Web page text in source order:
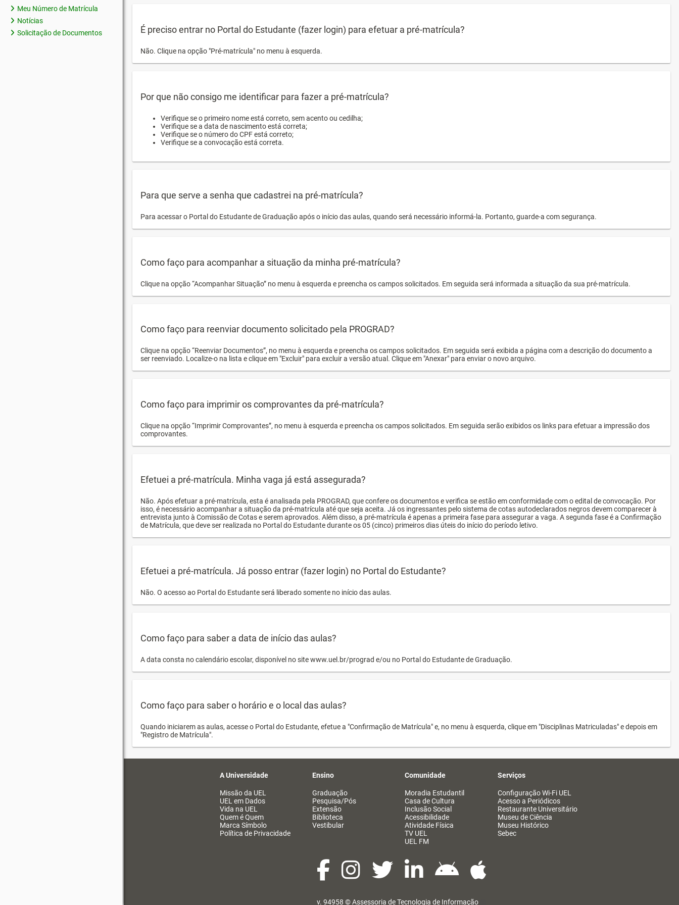
Meu Número de Matrícula
Notícias
Solicitação de Documentos
É preciso entrar no Portal do Estudante (fazer login) para efetuar a pré-matrícula?
Não. Clique na opção "Pré-matrícula" no menu à esquerda.
Por que não consigo me identificar para fazer a pré-matrícula?
Verifique se o primeiro nome está correto, sem acento ou cedilha;
Verifique se a data de nascimento está correta;
Verifique se o número do CPF está correto;
Verifique se a convocação está correta.
Para que serve a senha que cadastrei na pré-matrícula?
Para acessar o Portal do Estudante de Graduação após o início das aulas, quando será necessário informá-la. Portanto, guarde-a com segurança.
Como faço para acompanhar a situação da minha pré-matrícula?
Clique na opção “Acompanhar Situação” no menu à esquerda e preencha os campos solicitados. Em seguida será informada a situação da sua pré-matrícula.
Como faço para reenviar documento solicitado pela PROGRAD?
Clique na opção “Reenviar Documentos”, no menu à esquerda e preencha os campos solicitados. Em seguida será exibida a página com a descrição do documento a
ser reenviado. Localize-o na lista e clique em "Excluir" para excluir a versão atual. Clique em "Anexar" para enviar o novo arquivo.
Como faço para imprimir os comprovantes da pré-matrícula?
Clique na opção “Imprimir Comprovantes”, no menu à esquerda e preencha os campos solicitados. Em seguida serão exibidos os links para efetuar a impressão dos
comprovantes.
Efetuei a pré-matrícula. Minha vaga já está assegurada?
Não. Após efetuar a pré-matrícula, esta é analisada pela PROGRAD, que confere os documentos e verifica se estão em conformidade com o edital de convocação. Por
isso, é necessário acompanhar a situação da pré-matrícula até que seja aceita. Já os ingressantes pelo sistema de cotas autodeclarados negros devem comparecer à
entrevista junto à Comissão de Cotas e serem aprovados. Além disso, a pré-matrícula é apenas a primeira fase para assegurar a vaga. A segunda fase é a Confirmação
de Matrícula, que deve ser realizada no Portal do Estudante durante os 05 (cinco) primeiros dias úteis do início do período letivo.
Efetuei a pré-matrícula. Já posso entrar (fazer login) no Portal do Estudante?
Não. O acesso ao Portal do Estudante será liberado somente no início das aulas.
Como faço para saber a data de início das aulas?
A data consta no calendário escolar, disponível no site www.uel.br/prograd e/ou no Portal do Estudante de Graduação.
Como faço para saber o horário e o local das aulas?
Quando iniciarem as aulas, acesse o Portal do Estudante, efetue a "Confirmação de Matrícula" e, no menu à esquerda, clique em "Disciplinas Matriculadas" e depois em
"Registro de Matrícula".
A Universidade
Missão da UEL
UEL em Dados
Vida na UEL
Quem é Quem
Marca Símbolo
Política de Privacidade
Ensino
Graduação
Pesquisa/Pós
Extensão
Biblioteca
Vestibular
Comunidade
Moradia Estudantil
Casa de Cultura
Inclusão Social
Acessibilidade
Atividade Física
TV UEL
UEL FM
Serviços
Configuração Wi-Fi UEL
Acesso a Periódicos
Restaurante Universitário
Museu de Ciência
Museu Histórico
Sebec
v. 94958 ©Assessoria de Tecnologia de Informação